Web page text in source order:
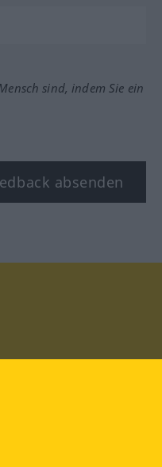
sind, indem Sie ein
absenden